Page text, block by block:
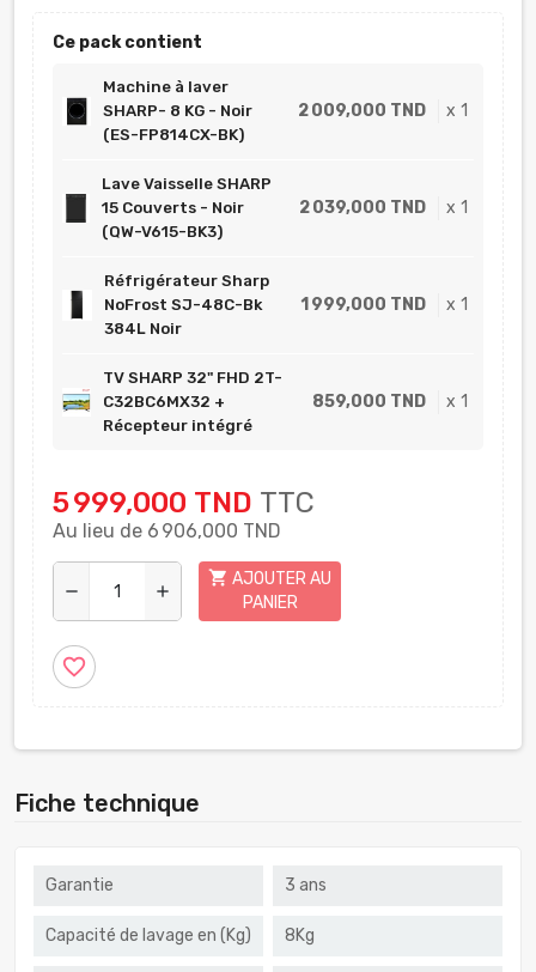
Ce pack contient
Machine à laver
SHARP- 8 KG - Noir
(ES-FP814CX-BK)
2 009,000 TND x 1
Lave Vaisselle SHARP
15 Couverts - Noir
(QW-V615-BK3)
2 039,000 TND x 1
Réfrigérateur Sharp
NoFrost SJ-48C-Bk
384L Noir
1 999,000 TND x 1
TV SHARP 32" FHD 2T-
C32BC6MX32 +
Récepteur intégré
859,000 TND x 1
5 999,000 TND TTC
Au lieu de 6 906,000 TND
remove add
shopping_cart AJOUTER AU
PANIER
favorite_border
Fiche technique
Garantie 3 ans
Capacité de lavage en (Kg) 8Kg